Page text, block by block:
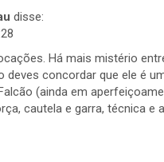
disse:
Há mais mistério
concordar que ele é
(ainda em
cautela e garra, técnica e